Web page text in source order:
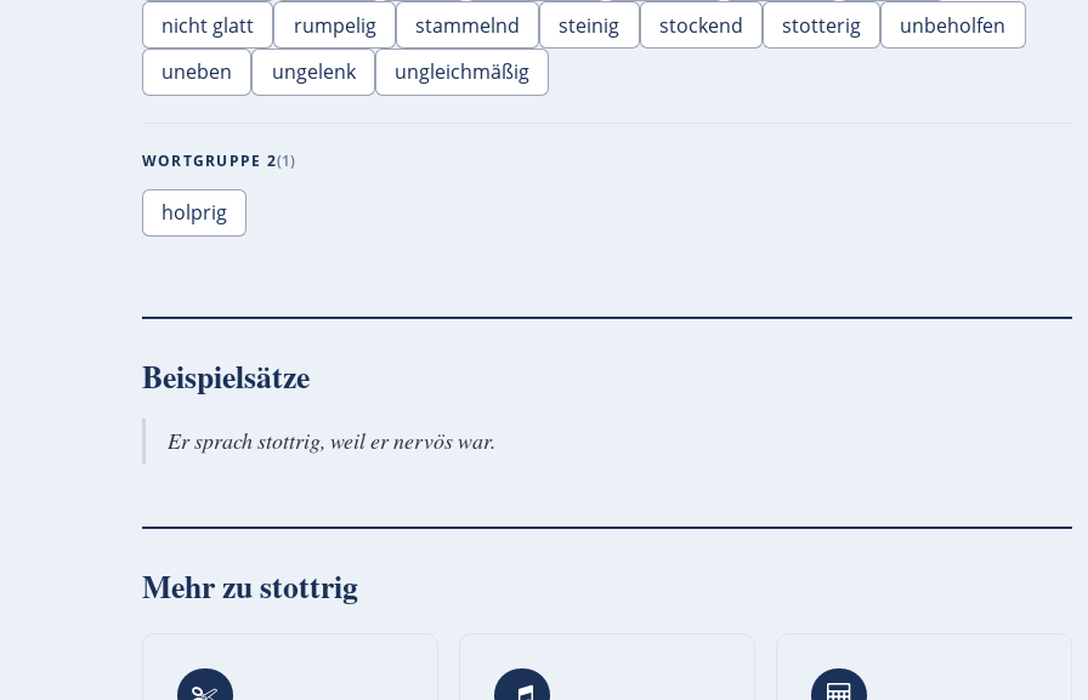
nicht glatt
rumpelig stammelnd steinig stockend stotterig
unbeholfen
uneben
ungelenk ungleichmäßig
WORTGRUPPE 2 1
holprig
Beispielsätze
Er sprach stottrig, weil er nervös war.
Mehr zustottrig